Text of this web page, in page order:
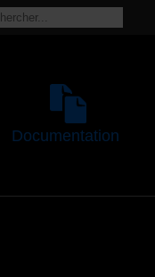
Documentation